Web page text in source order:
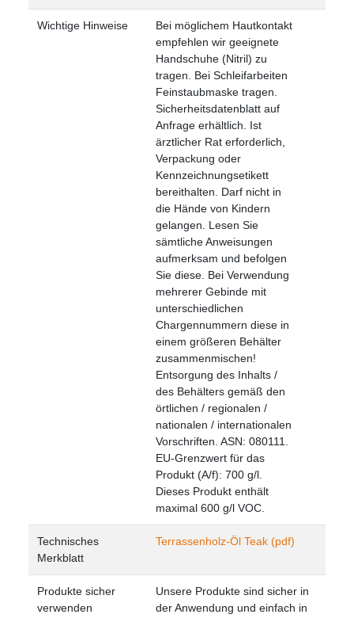
Wichtige Hinweise
Bei möglichem Hautkontakt
empfehlen wir geeignete
Handschuhe (Nitril) zu
tragen. Bei Schleifarbeiten
Feinstaubmaske tragen.
Sicherheitsdatenblatt auf
Anfrage erhältlich. Ist
ärztlicher Rat erforderlich,
Verpackung oder
Kennzeichnungsetikett
bereithalten. Darf nicht in
die Hände von Kindern
gelangen. Lesen Sie
sämtliche Anweisungen
aufmerksam und befolgen
Sie diese. Bei Verwendung
mehrerer Gebinde mit
unterschiedlichen
Chargennummern diese in
einem größeren Behälter
zusammenmischen!
Entsorgung des Inhalts /
des Behälters gemäß den
örtlichen / regionalen /
nationalen / internationalen
Vorschriften. ASN: 080111.
EU-Grenzwert für das
Produkt (A/f): 700 g/l.
Dieses Produkt enthält
maximal 600 g/l VOC.
Technisches
Merkblatt
Terrassenholz-Öl Teak (pdf)
Produkte sicher
verwenden
Unsere Produkte sind sicher in
der Anwendung und einfach in